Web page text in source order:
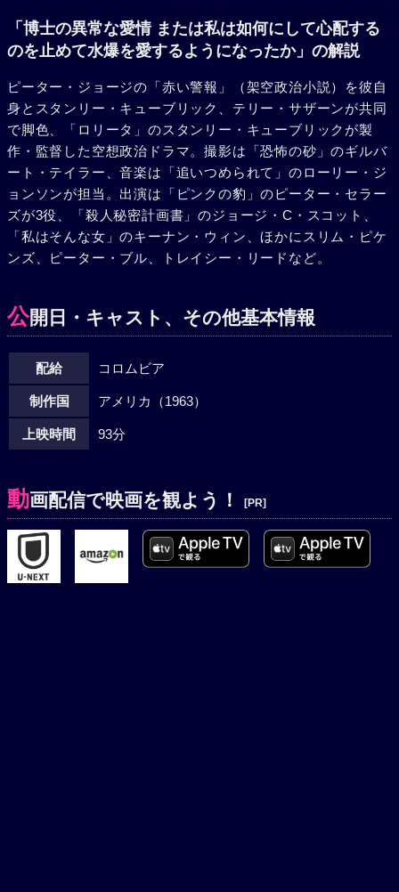
国兵器開発局長官ストレンジラブ博士（ピーター・セラー
ズ）はこの存在を証明した。同じ頃、大統領の命令をうけた
た。やがて基地警備隊は降伏、司令官は自殺、マンドレーク
は呼返しの暗号を発見した。ミサイル攻撃を受け、通信機に
損傷を受けた、キング・コング少佐（スリム・ピケンズ）の
機だけは目標に直進していた……地球上のあらゆる場所を核
爆発の閃光が彩っていった…。
「博士の異常な愛情 または私は如何にして心配する
のを止めて水爆を愛するようになったか」の解説
ピーター・ジョージの「赤い警報」（架空政治小説）を彼自
身とスタンリー・キューブリック、テリー・サザーンが共同
で脚色、「ロリータ」のスタンリー・キューブリックが製
作・監督した空想政治ドラマ。撮影は「恐怖の砂」のギルバ
ート・テイラー、音楽は「追いつめられて」のローリー・ジ
ョンソンが担当。出演は「ピンクの豹」のピーター・セラー
ズが3役、「殺人秘密計画書」のジョージ・C・スコット、
「私はそんな女」のキーナン・ウィン、ほかにスリム・ピケ
ンズ、ピーター・ブル、トレイシー・リードなど。
公開日・キャスト、その他基本情報
配給 コロムビア
制作国 アメリカ（1963）
上映時間 93分
動画配信で映画を観よう！ [PR]